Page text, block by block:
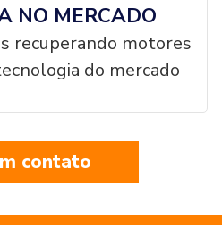
NO MERCADO
recuperando motores
do mercado
contato